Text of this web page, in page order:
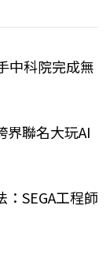
中科院完成無
界聯名大玩AI
SEGA工程師